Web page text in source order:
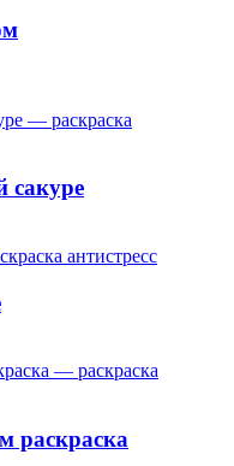
сакуре
раскраска